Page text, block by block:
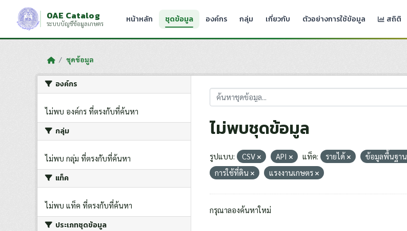
Skip to main content
OAE Catalog
ระบบบัญชีข้อมูลเกษตร หน้าหลัก ชุดข้อมูล องค์กร กลุ่ม เกี่ยวกับ ตัวอย่างการใช้ข้อมูล สถิติ
ชุดข้อมูล
องค์กร
ไม่พบ องค์กร ที่ตรงกับที่ค้นหา
กลุ่ม
ไม่พบ กลุ่ม ที่ตรงกับที่ค้นหา
แท็ค
ไม่พบ แท็ค ที่ตรงกับที่ค้นหา
ประเภทชุดข้อมูล
ไม่พบชุดข้อมูล
รูปแบบ: CSV API แท็ค: รายได้
ข้อมูลพื้นฐาน
การใช้ที่ดิน
แรงงานเกษตร
กรุณาลองค้นหาใหม่